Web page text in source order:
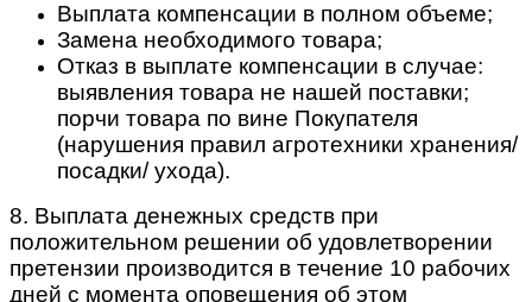
Выплата компенсации в полном объеме;
Замена необходимого товара;
Отказ в выплате компенсации в случае:
выявления товара не нашей поставки;
порчи товара по вине Покупателя
(нарушения правил агротехники хранения/
посадки/ ухода).
8. Выплата денежных средств при
положительном решении об удовлетворении
претензии производится в течение 10 рабочих
дней с момента оповещения об этом